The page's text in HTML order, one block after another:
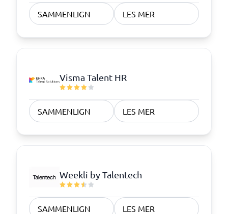
SAMMENLIGN LES MER
Visma Talent HR
SAMMENLIGN LES MER
Weekli by Talentech
SAMMENLIGN LES MER